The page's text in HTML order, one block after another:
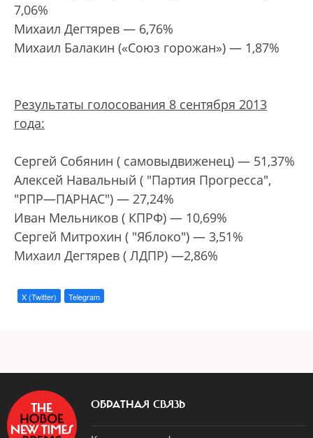
7,06%
Михаил Дегтярев — 6,76%
Михаил Балакин («Союз горожан») — 1,87%
Результаты голосования 8 сентября 2013
года:
Сергей Собянин ( самовыдвиженец) — 51,37%
Алексей Навальный ( "Партия Прогресса",
"РПР—ПАРНАС") — 27,24%
Иван Мельников ( КПРФ) — 10,69%
Сергей Митрохин ( "Яблоко") — 3,51%
Михаил Дегтярев ( ЛДПР) —2,86%
X (Twitter) Telegram
ОБРАТНАЯ СВЯЗЬ